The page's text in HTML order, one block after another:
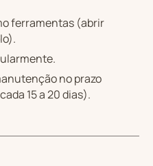
ferramentas (abrir
no prazo
15 a 20 dias).